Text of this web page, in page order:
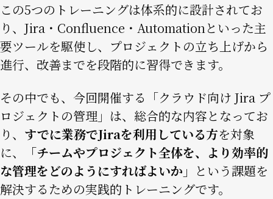
この5つのトレーニングは体系的に設計されてお
り、Jira・Confluence・Automationといった主
要ツールを駆使し、プロジェクトの立ち上げから
進行、改善までを段階的に習得できます。
その中でも、今回開催する「クラウド向け Jira プ
ロジェクトの管理」は、総合的な内容となってお
り、 すでに業務でJiraを利用している方を対象
に、
「チームやプロジェクト全体を、より効率的
な管理をどのようにすればよいか」 という課題を
解決するための実践的トレーニングです。